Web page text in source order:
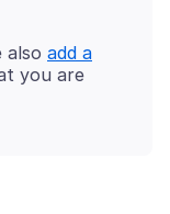
also add a
you are